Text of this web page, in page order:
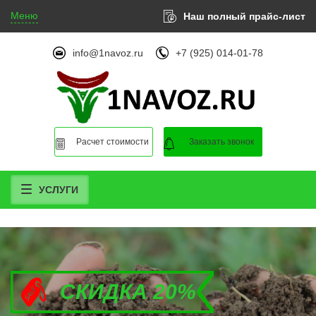
Меню Наш полный прайс-лист
info@1navoz.ru +7 (925) 014-01-78
Расчет стоимости Заказать звонок
УСЛУГИ
СКИДКА 20%
СКИДКА 20%
СКИДКА 20%